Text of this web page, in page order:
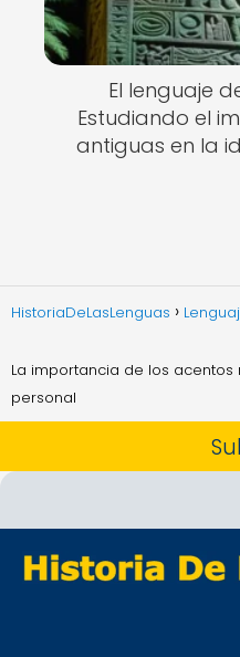
El lenguaje
Estudiando el
antiguas en la
HistoriaDeLasLenguas
La importancia de los
personal